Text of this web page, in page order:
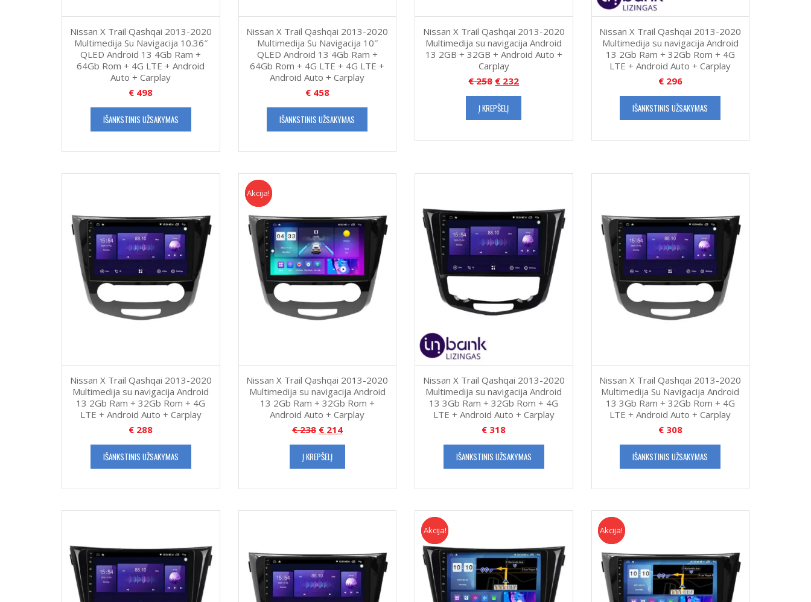
Nissan X Trail Qashqai 2013-2020
Multimedija Su Navigacija 10.36″
QLED Android 13 4Gb Ram +
64Gb Rom + 4G LTE + Android
Auto + Carplay
€ 498
IŠANKSTINIS UŽSAKYMAS
Nissan X Trail Qashqai 2013-2020
Multimedija Su Navigacija 10″
QLED Android 13 4Gb Ram +
64Gb Rom + 4G LTE + 4G LTE +
Android Auto + Carplay
€458
IŠANKSTINIS UŽSAKYMAS
Nissan X Trail Qashqai 2013-2020
Multimedija su navigacija Android
13 2GB + 32GB + Android Auto +
Carplay
€258 € 232
Į KREPŠELĮ
Nissan X Trail Qashqai 2013-2020
Multimedija su navigacija Android
13 2Gb Ram + 32Gb Rom + 4G
LTE + Android Auto + Carplay
€296
IŠANKSTINIS UŽSAKYMAS
Nissan X Trail Qashqai 2013-2020
Multimedija su navigacija Android
13 2Gb Ram + 32Gb Rom + 4G
LTE + Android Auto + Carplay
€ 288
IŠANKSTINIS UŽSAKYMAS
Akcija
Akcija!
Nissan X Trail Qashqai 2013-2020
Multimedija su navigacija Android
13 2Gb Ram + 32Gb Rom +
Android Auto + Carplay
€238 €214
Į KREPŠELĮ
Nissan X Trail Qashqai 2013-2020
Multimedija su navigacija Android
13 3Gb Ram + 32Gb Rom + 4G
LTE + Android Auto + Carplay
€ 318
IŠANKSTINIS UŽSAKYMAS
Nissan X Trail Qashqai 2013-2020
Multimedija Su Navigacija Android
13 3Gb Ram + 32Gb Rom + 4G
LTE + Android Auto + Carplay
€308
IŠANKSTINIS UŽSAKYMAS
Akcija
Akcija! Akcija
Akcija!